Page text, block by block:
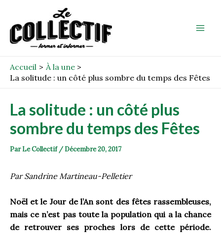
contenu
Accueil
À la une
La solitude : un côté plus sombre du temps des Fêtes
La solitude : un côté plus
sombre du temps des Fêtes
ParLe Collectif /Décembre 20, 2017
Par Sandrine Martineau-Pelletier
Noël et le Jour de l’An sont des fêtes rassembleuses,
mais ce n’est pas toute la population qui a la chance
de retrouver ses proches lors de cette période.
navigation